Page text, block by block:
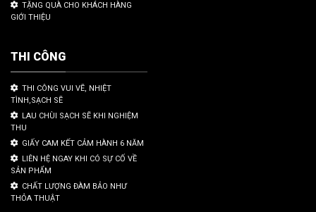
TẶNG QUÀ CHO KHÁCH HÀNG
GIỚI THIỆU
THI CÔNG
THI CÔNG VUI VẼ, NHIỆT
TÌNH,SẠCH SẼ
LAU CHÙI SẠCH SẼ KHI NGHIỆM
THU
GIẤY CAM KẾT CẢM HÀNH 6 NĂM
LIÊN HỆ NGAY KHI CÓ SỰ CỐ VỀ
SẢN PHẨM
CHẤT LƯỢNG ĐÀM BẢO NHƯ
THỎA THUẬT